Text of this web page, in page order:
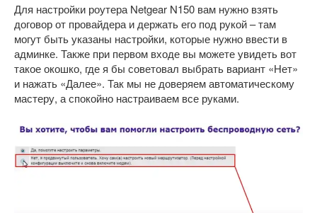
Для настройки роутера Netgear N150 вам нужно взять
договор от провайдера и держать его под рукой – там
могут быть указаны настройки, которые нужно ввести в
админке. Также при первом входе вы можете увидеть вот
такое окошко, где я бы советовал выбрать вариант «Нет»
и нажать «Далее». Так мы не доверяем автоматическому
мастеру, а спокойно настраиваем все руками.